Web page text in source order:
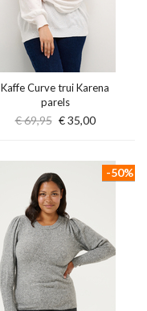
Kaffe Curve trui Karena
parels
€ 69,95 € 35,00
-50%